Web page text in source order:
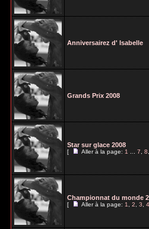
Anniversairez d' Isabelle
Grands Prix 2008
Star sur glace 2008
[ Aller à la page:1...7,8
Championnat du monde
[ Aller à la page:1,2,3,4